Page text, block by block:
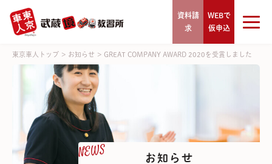
資料請
求
WEBで
仮申込
東京車人トップ > お知らせ > GREAT COMPANY AWARD 2020を受賞しました
NEWS お知らせ